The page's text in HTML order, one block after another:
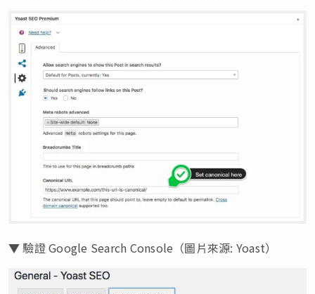
▼ 驗證 Google Search Console（圖片來源: Yoast）